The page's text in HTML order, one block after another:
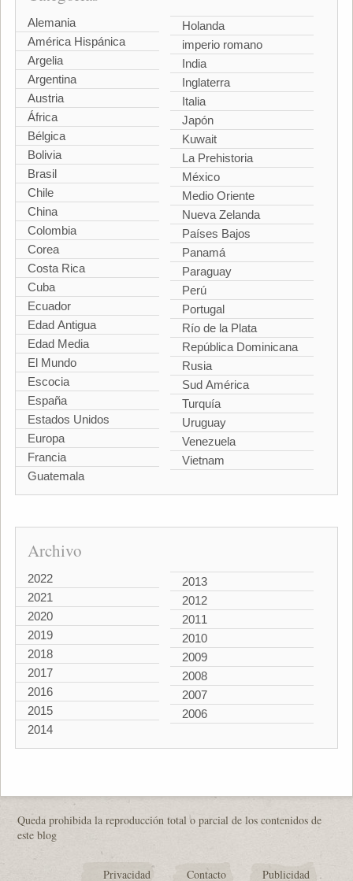
Alemania
América Hispánica
Argelia
Argentina
Austria
África
Bélgica
Bolivia
Brasil
Chile
China
Colombia
Corea
Costa Rica
Cuba
Ecuador
Edad Antigua
Edad Media
El Mundo
Escocia
España
Estados Unidos
Europa
Francia
Guatemala
Holanda
imperio romano
India
Inglaterra
Italia
Japón
Kuwait
La Prehistoria
México
Medio Oriente
Nueva Zelanda
Países Bajos
Panamá
Paraguay
Perú
Portugal
Río de la Plata
República Dominicana
Rusia
Sud América
Turquía
Uruguay
Venezuela
Vietnam
Archivo
2022
2021
2020
2019
2018
2017
2016
2015
2014
2013
2012
2011
2010
2009
2008
2007
2006
Queda prohibida la reproducción total o parcial de los contenidos de
este blog
Privacidad Contacto Publicidad